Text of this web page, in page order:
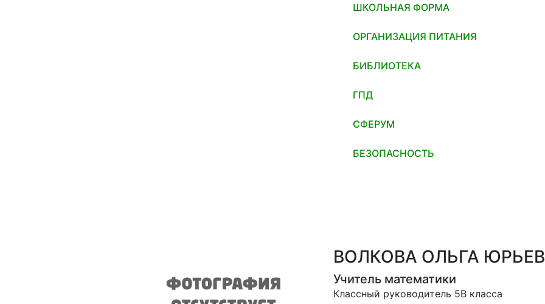
ШКОЛЬНАЯ ФОРМА
ОРГАНИЗАЦИЯ ПИТАНИЯ
БИБЛИОТЕКА
ГПД
СФЕРУМ
БЕЗОПАСНОСТЬ
ВОЛКОВА ОЛЬГА
Учитель математики
Классный руководитель 5В класса